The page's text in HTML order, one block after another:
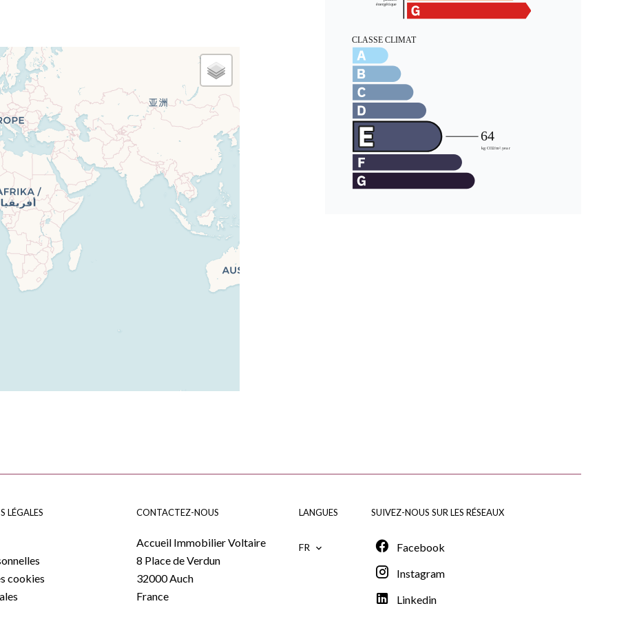
LÉGALES
cookies
CONTACTEZ-NOUS
Accueil Immobilier Voltaire
8 Place de Verdun
32000Auch
France
LANGUES
FR
SUIVEZ-NOUS SUR LES RÉSEAUX
Facebook
Instagram
Linkedin